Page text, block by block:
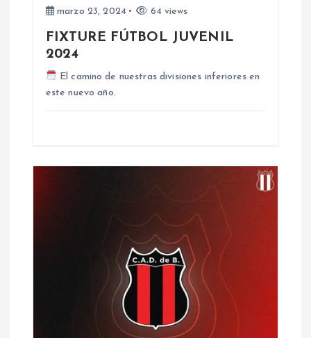
a
marzo 23, 2024 64 views
FIXTURE FÚTBOL JUVENIL
2024
El camino de nuestras divisiones inferiores en
este nuevo año.